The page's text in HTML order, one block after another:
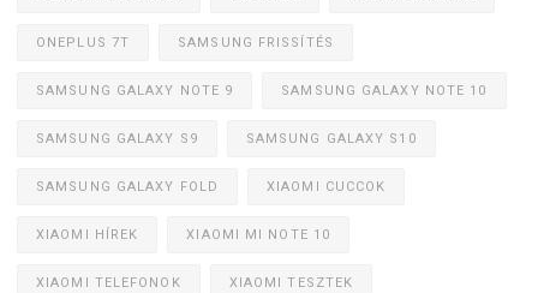
ONEPLUS 7T SAMSUNG FRISSÍTÉS
SAMSUNG GALAXY NOTE 9 SAMSUNG GALAXY NOTE 10
SAMSUNG GALAXY S9 SAMSUNG GALAXY S10
SAMSUNG GALAXY FOLD XIAOMI CUCCOK
XIAOMI HÍREK XIAOMI MI NOTE 10
XIAOMI TELEFONOK XIAOMI TESZTEK